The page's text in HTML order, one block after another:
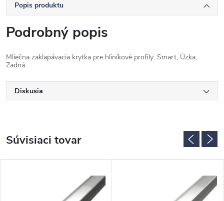
Popis produktu
Podrobný popis
Mliečna zaklapávacia krytka pre hliníkové profily: Smart, Úzka,
Zadná.
Diskusia
Súvisiaci tovar